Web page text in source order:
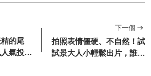
的尾
氣投票
下一個
拍照表情僵硬、不自然！試
試景大人小輕鬆出片，誰拍